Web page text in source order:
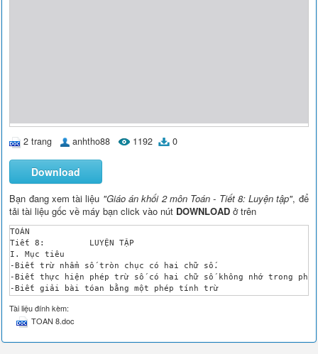
2 trang anhtho88 1192 0
Download
Bạn đang xem tài liệu "Giáo án khối 2 môn Toán - Tiết 8: Luyện tập", để
tải tài liệu gốc về máy bạn click vào nút DOWNLOAD ở trên
TOÁN
Tiết 8: 	LUYỆN TẬP
I. Mục tiêu
-Biết trừ nhẩm số tròn chục có hai chữ số.
-Biết thực hiện phép trừ số có hai chữ số không nhớ trong
-Biết giải bài tóan bằng một phép tính trừ
II. Chuẩn bị
GV: SGK , thẻ cài
HS: SGK , bảng , bút dạ quang
Hoạt động của GV
Tài liệu đính kèm:
TOAN 8.doc